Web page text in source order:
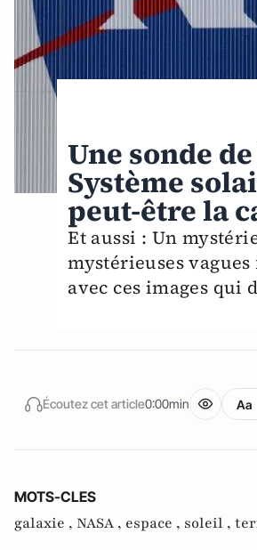
Une sonde
Système
peut-être la
Et aussi : Un
mystérieuses
avec ces images qui
Écoutez cet article0:00min Aa
MOTS-CLES
galaxie , NASA , espace , soleil ,